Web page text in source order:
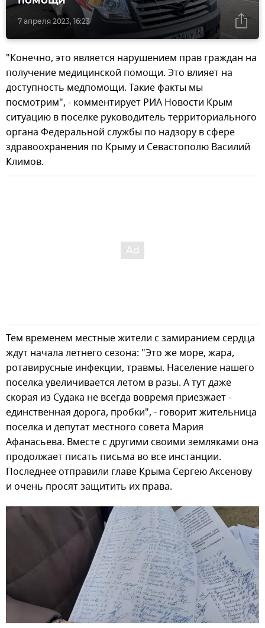
7 апреля 2023, 16:23
"Конечно, это является нарушением прав граждан на
получение медицинской помощи. Это влияет на
доступность медпомощи. Такие факты мы
посмотрим", - комментирует РИА Новости Крым
ситуацию в поселке руководитель территориального
органа Федеральной службы по надзору в сфере
здравоохранения по Крыму и Севастополю Василий
Климов.
Тем временем местные жители с замиранием сердца
ждут начала летнего сезона: "Это же море, жара,
ротавирусные инфекции, травмы. Население нашего
поселка увеличивается летом в разы. А тут даже
скорая из Судака не всегда вовремя приезжает -
единственная дорога, пробки", - говорит жительница
поселка и депутат местного совета Мария
Афанасьева. Вместе с другими своими земляками она
продолжает писать письма во все инстанции.
Последнее отправили главе Крыма Сергею Аксенову
и очень просят защитить их права.